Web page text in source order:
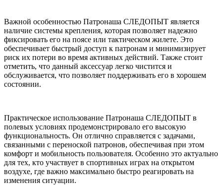
Важной особенностью Патронаша СЛЕДОПЫТ является
наличие системы крепления, которая позволяет надежно
фиксировать его на поясе или тактическом жилете. Это
обеспечивает быстрый доступ к патронам и минимизирует
риск их потери во время активных действий. Также стоит
отметить, что данный аксессуар легко чистится и
обслуживается, что позволяет поддерживать его в хорошем
состоянии.
Практическое использование Патронаша СЛЕДОПЫТ в
полевых условиях продемонстрировало его высокую
функциональность. Он отлично справляется с задачами,
связанными с переноской патронов, обеспечивая при этом
комфорт и мобильность пользователя. Особенно это актуально
для тех, кто участвует в спортивных играх на открытом
воздухе, где важно максимально быстро реагировать на
изменения ситуации.